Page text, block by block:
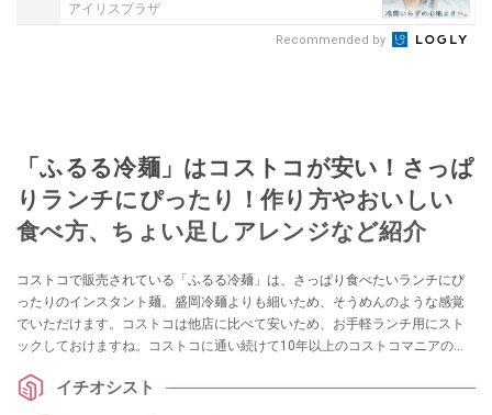
アイリスプラザ
Recommended by
「ふるる冷麺」はコストコが安い！さっぱ
りランチにぴったり！作り方やおいしい
食べ方、ちょい足しアレンジなど紹介
コストコで販売されている「ふるる冷麺」は、さっぱり食べたいランチにぴ
ったりのインスタント麺。盛岡冷麺よりも細いため、そうめんのような感覚
でいただけます。コストコは他店に比べて安いため、お手軽ランチ用にスト
ックしておけますね。コストコに通い続けて10年以上のコストコマニアの高
足しアレンジなど伺いました。
イチオシスト